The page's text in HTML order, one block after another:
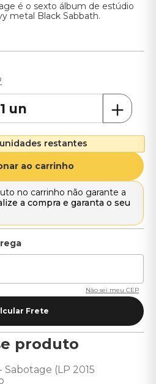
é o sexto álbum de estúdio
metal Black Sabbath.
＋
restantes
ao carrinho
no carrinho não garante a
a compra e garanta o seu
Não sei meu CEP
produto
(LP 2015